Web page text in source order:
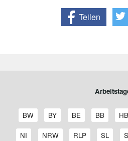
Teilen
A
r
b
BW
A
r
b
BY
A
r
b
BE
A
r
BB
A
r
HB
A
NI
A
NRW
A
RLP
A
SL
A